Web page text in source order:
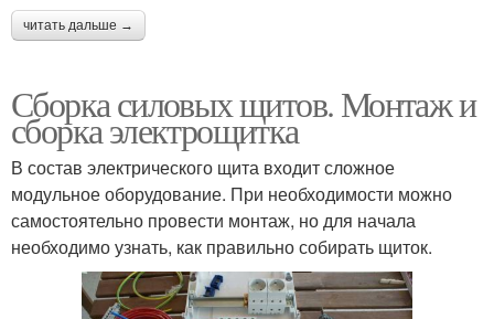
читать дальше →
Сборка силовых щитов. Монтаж и
сборка электрощитка
В состав электрического щита входит сложное
модульное оборудование. При необходимости можно
самостоятельно провести монтаж, но для начала
необходимо узнать, как правильно собирать щиток.